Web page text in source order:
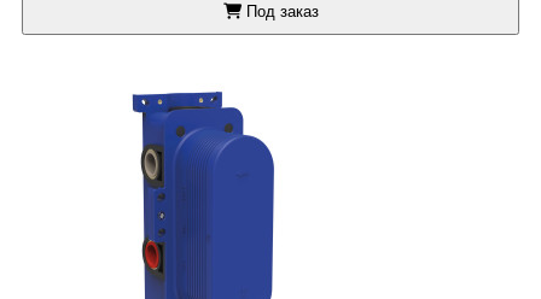
Под заказ